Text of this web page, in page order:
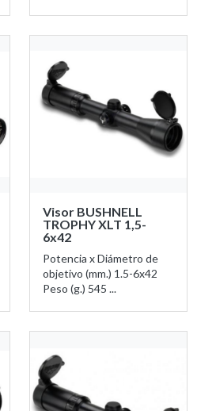
Visor BUSHNELL
TROPHY XLT 1,5-
6x42
Potencia x Diámetro de
objetivo (mm.) 1.5-6x42
Peso (g.) 545 ...